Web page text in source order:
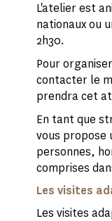
L'atelier est
nationaux ou
2h30.
Pour
contacter le
prendra cet
En tant que
vous propose
personnes,
comprises
Les visites
Les visites